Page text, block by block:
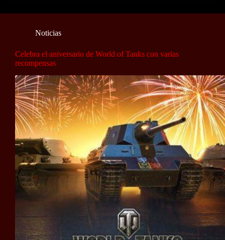
Noticias
Celebra el aniversario de World of Tanks con varias
recompensas